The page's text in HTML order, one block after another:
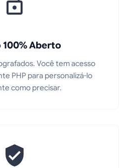
Aberto
Você tem acesso
PHP para personalizá-lo
como precisar.